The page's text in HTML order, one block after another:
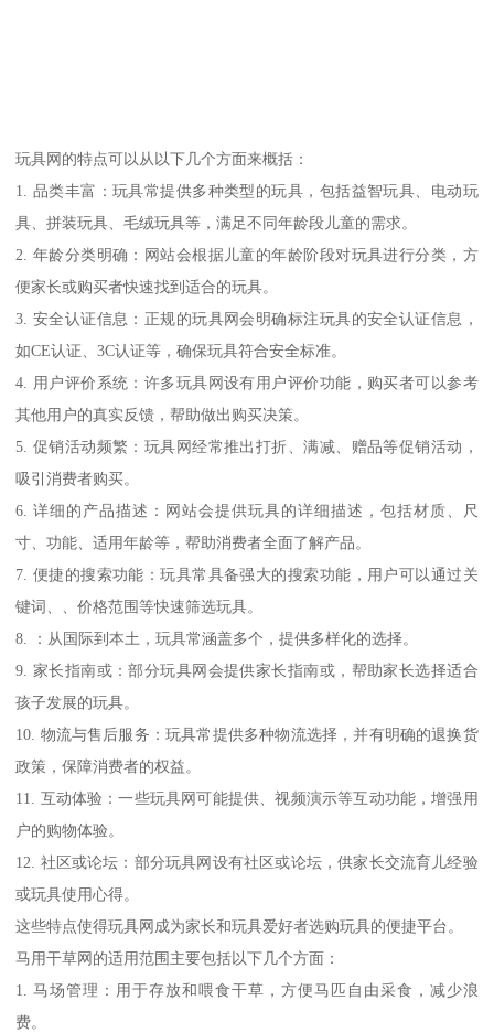
玩具网的特点可以从以下几个方面来概括：
1. 品类丰富：玩具常提供多种类型的玩具，包括益智玩具、电动玩
具、拼装玩具、毛绒玩具等，满足不同年龄段儿童的需求。
2. 年龄分类明确：网站会根据儿童的年龄阶段对玩具进行分类，方
便家长或购买者快速找到适合的玩具。
3. 安全认证信息：正规的玩具网会明确标注玩具的安全认证信息，
如CE认证、3C认证等，确保玩具符合安全标准。
4. 用户评价系统：许多玩具网设有用户评价功能，购买者可以参考
其他用户的真实反馈，帮助做出购买决策。
5. 促销活动频繁：玩具网经常推出打折、满减、赠品等促销活动，
吸引消费者购买。
6. 详细的产品描述：网站会提供玩具的详细描述，包括材质、尺
寸、功能、适用年龄等，帮助消费者全面了解产品。
7. 便捷的搜索功能：玩具常具备强大的搜索功能，用户可以通过关
键词、、价格范围等快速筛选玩具。
8. ：从国际到本土，玩具常涵盖多个，提供多样化的选择。
9. 家长指南或：部分玩具网会提供家长指南或，帮助家长选择适合
孩子发展的玩具。
10. 物流与售后服务：玩具常提供多种物流选择，并有明确的退换货
政策，保障消费者的权益。
11. 互动体验：一些玩具网可能提供、视频演示等互动功能，增强用
户的购物体验。
12. 社区或论坛：部分玩具网设有社区或论坛，供家长交流育儿经验
或玩具使用心得。
这些特点使得玩具网成为家长和玩具爱好者选购玩具的便捷平台。
马用干草网的适用范围主要包括以下几个方面：
1. 马场管理：用于存放和喂食干草，方便马匹自由采食，减少浪
费。